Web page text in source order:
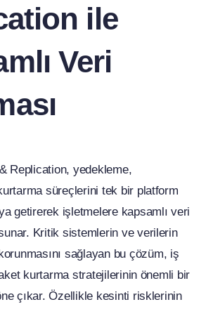
ile
Veri
Replication, yedekleme,
süreçlerini tek bir platform
getirerek işletmelere kapsamlı veri
Kritik sistemlerin ve verilerin
sağlayan bu çözüm, iş
kurtarma stratejilerinin önemli bir
çıkar. Özellikle kesinti risklerinin